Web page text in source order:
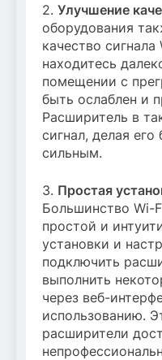
2. Улучшение
оборудования
качество сигнала
находитесь
помещении с
быть ослаблен и
Расширитель в
сигнал, делая
сильным.
3. Простая
Большинство Wi-
простой и
установки и
подключить
выполнить
через веб-
использованию.
расширители